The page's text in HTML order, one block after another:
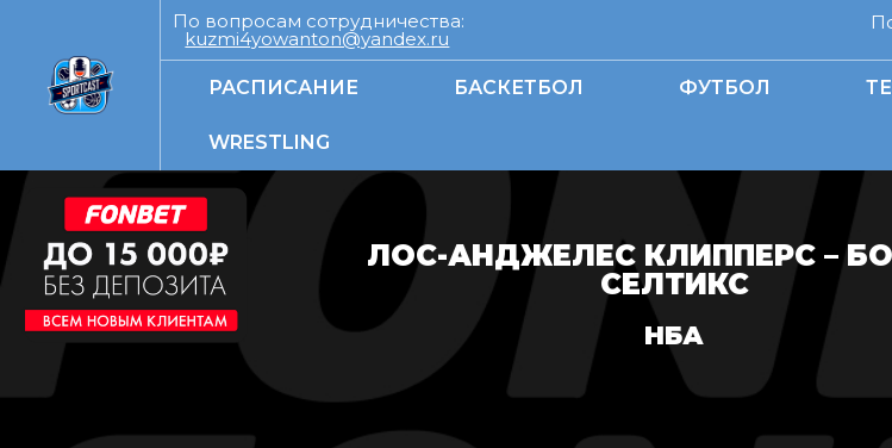
По вопросам сотрудничества:
kuzmi4yowanton@yandex.ru
РАСПИСАНИЕ БАСКЕТБОЛ ФУТБОЛ
WRESTLING
ЛОС-АНДЖЕЛЕС КЛИППЕРС –
СЕЛТИКС
НБА